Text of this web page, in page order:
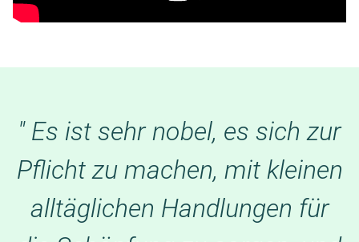
" Es ist sehr nobel, es sich zur
Pflicht zu machen, mit kleinen
alltäglichen Handlungen für